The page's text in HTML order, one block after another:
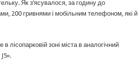
Як з’ясувалося, за годину до
200 гривнями і мобільним телефоном, які й
зоні міста в аналогічний